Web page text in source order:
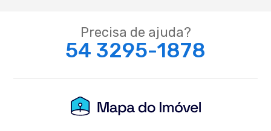
Precisa de ajuda?
54 3295-1878